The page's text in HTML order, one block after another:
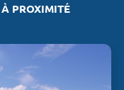
PROXIMITÉ